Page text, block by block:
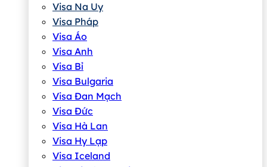
Visa Na Uy
Visa Pháp
Visa Áo
Visa Anh
Visa Bỉ
Visa Bulgaria
Visa Đan Mạch
Visa Đức
Visa Hà Lan
Visa Hy Lạp
Visa Iceland